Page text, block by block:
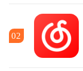
02